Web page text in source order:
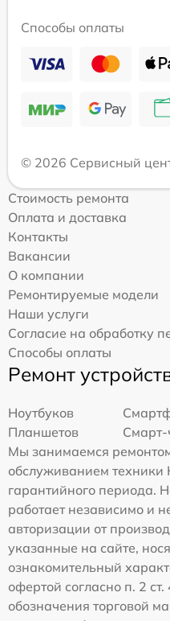
Способы оплаты
© 2026 Сервисный
Стоимость ремонта
Оплата и доставка
Контакты
Вакансии
О компании
Ремонтируемые модели
Наши услуги
Согласие на обработку
Способы оплаты
Ремонт
Ноутбуков
Планшетов
Смарт-
Мы занимаемся
обслуживанием техники
гарантийного периода.
работает независимо и
авторизации от
указанные на сайте,
ознакомительный
офертой согласно п. 2
обозначения торговой